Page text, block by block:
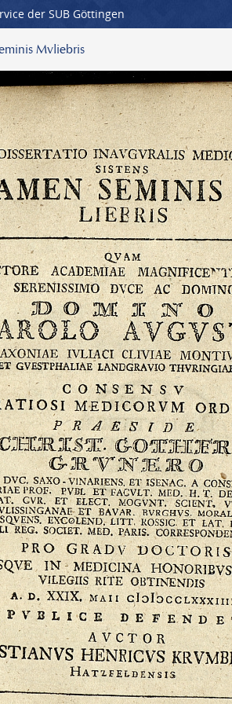
der SUB Göttingen
Mvliebris